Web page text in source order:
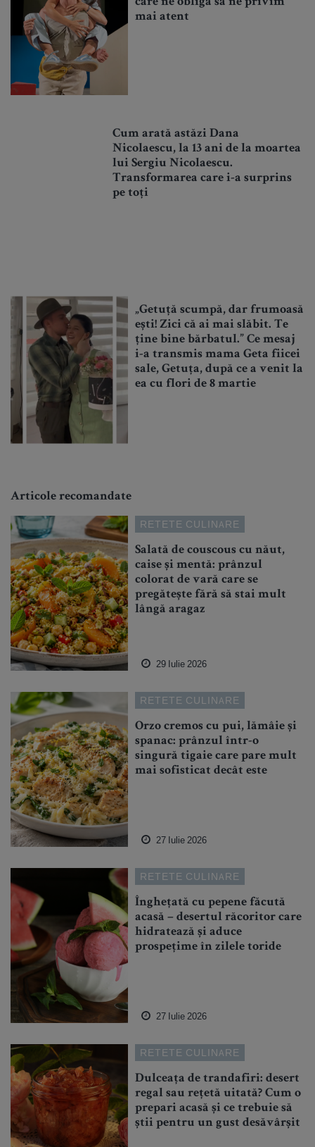
mai atent
Cum arată astăzi Dana
Nicolaescu, la 13 ani de la moartea
lui Sergiu Nicolaescu.
Transformarea care i-a surprins
pe toți
„Getuță scumpă, dar frumoasă
ești! Zici că ai mai slăbit. Te
ține bine bărbatul.” Ce mesaj
i-a transmis mama Geta fiicei
sale, Getuța, după ce a venit la
ea cu flori de 8 martie
Articole recomandate
RETETE CULINARE
Salată de couscous cu năut,
caise și mentă: prânzul
colorat de vară care se
pregătește fără să stai mult
lângă aragaz
29 Iulie 2026
RETETE CULINARE
Orzo cremos cu pui, lămâie și
spanac: prânzul într-o
singură tigaie care pare mult
mai sofisticat decât este
27 Iulie 2026
RETETE CULINARE
Înghețată cu pepene făcută
acasă – desertul răcoritor care
hidratează și aduce
prospețime în zilele toride
27 Iulie 2026
RETETE CULINARE
Dulceața de trandafiri: desert
regal sau rețetă uitată? Cum o
prepari acasă și ce trebuie să
știi pentru un gust desăvârșit